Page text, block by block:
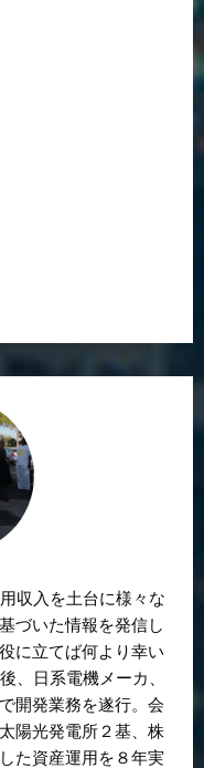
収入を土台に様々な
づいた情報を発信し
に立てば何より幸い
、日系電機メーカ、
開発業務を遂行。会
陽光発電所２基、株
た資産運用を８年実